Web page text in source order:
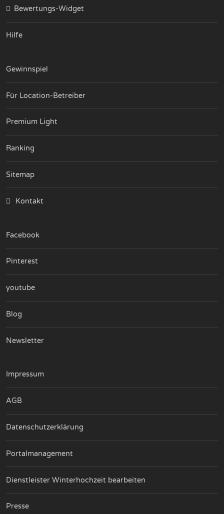
Bewertungs-Widget
Hilfe
Gewinnspiel
Für Location-Betreiber
Premium Light
Ranking
Sitemap
Kontakt
Facebook
Pinterest
youtube
Blog
Newsletter
Impressum
AGB
Datenschutzerklärung
Portalmanagement
Dienstleister Winterhochzeit bearbeiten
Presse